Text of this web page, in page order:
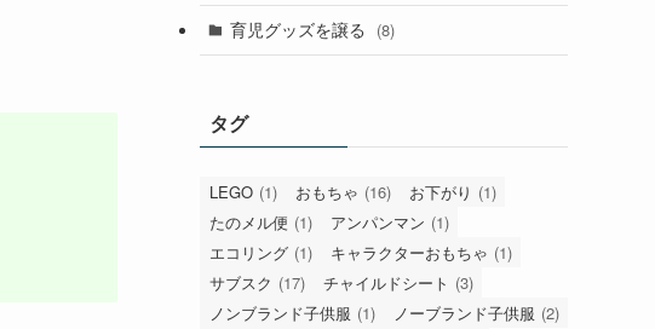
育児グッズを譲る (8)
タグ
LEGO (1) おもちゃ (16) お下がり (1)
たのメル便 (1) アンパンマン (1)
エコリング (1) キャラクターおもちゃ (1)
サブスク (17) チャイルドシート (3)
ノンブランド子供服 (1) ノーブランド子供服 (2)